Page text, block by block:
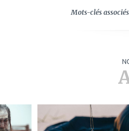
Mots-clés
mes
favoris